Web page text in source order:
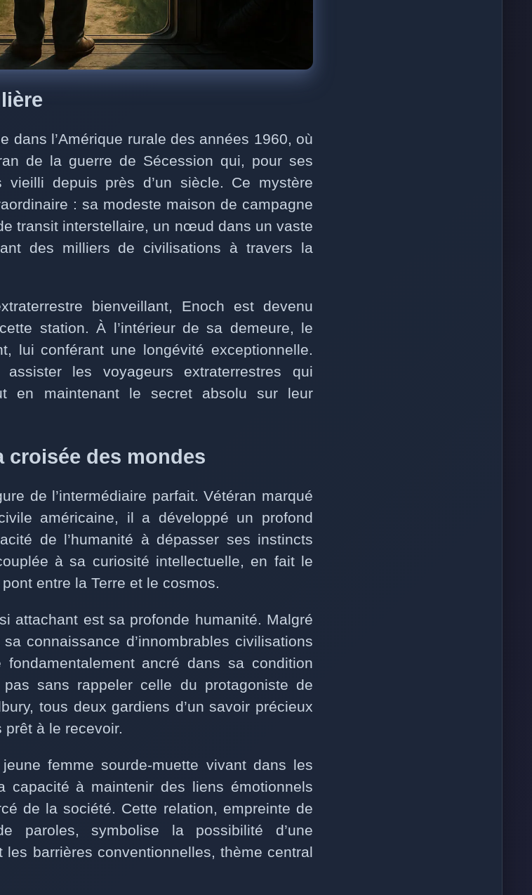
dans l’Amérique rurale des années 1960, où
de la guerre de Sécession qui, pour ses
vieilli depuis près d’un siècle. Ce mystère
: sa modeste maison de campagne
transit interstellaire, un nœud dans un vaste
des milliers de civilisations à travers la
bienveillant, Enoch est devenu
station. À l’intérieur de sa demeure, le
lui conférant une longévité exceptionnelle.
les voyageurs extraterrestres qui
en maintenant le secret absolu sur leur
croisée des mondes
de l’intermédiaire parfait. Vétéran marqué
américaine, il a développé un profond
de l’humanité à dépasser ses instincts
à sa curiosité intellectuelle, en fait le
entre la Terre et le cosmos.
attachant est sa profonde humanité. Malgré
connaissance d’innombrables civilisations
fondamentalement ancré dans sa condition
pas sans rappeler celle du protagoniste de
tous deux gardiens d’un savoir précieux
prêt à le recevoir.
femme sourde-muette vivant dans les
capacité à maintenir des liens émotionnels
de la société. Cette relation, empreinte de
paroles, symbolise la possibilité d’une
les barrières conventionnelles, thème central